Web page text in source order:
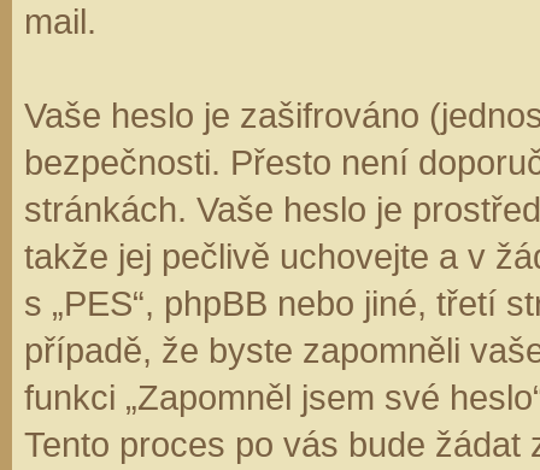
mail.
Vaše heslo je zašifrováno
bezpečnosti. Přesto není
stránkách. Vaše heslo je
takže jej pečlivě uchovejte a v
s „PES“, phpBB nebo jiné, třetí
případě, že byste zapomněli
funkci „Zapomněl jsem své
Tento proces po vás bude